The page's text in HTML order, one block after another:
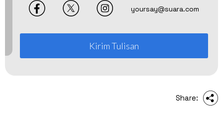
yoursay@suara.com
Kirim Tulisan
Share: